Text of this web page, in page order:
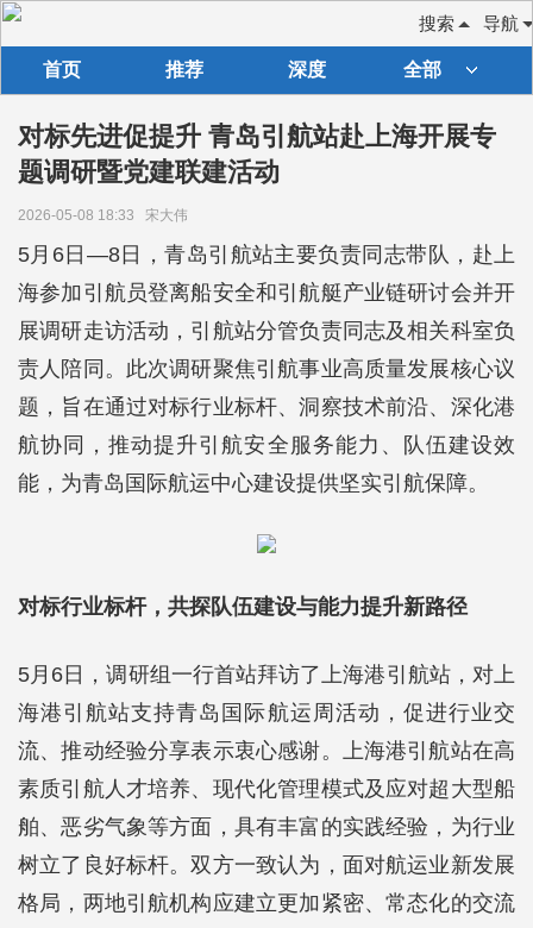
导航
搜索
首页 推荐 深度 全部
对标先进促提升 青岛引航站赴上海开展专
题调研暨党建联建活动
2026-05-08 18:33 宋大伟
5月6日—8日，青岛引航站主要负责同志带队，赴上
海参加引航员登离船安全和引航艇产业链研讨会并开
展调研走访活动，引航站分管负责同志及相关科室负
责人陪同。此次调研聚焦引航事业高质量发展核心议
题，旨在通过对标行业标杆、洞察技术前沿、深化港
航协同，推动提升引航安全服务能力、队伍建设效
能，为青岛国际航运中心建设提供坚实引航保障。
对标行业标杆，共探队伍建设与能力提升新路径
5月6日，调研组一行首站拜访了上海港引航站，对上
海港引航站支持青岛国际航运周活动，促进行业交
流、推动经验分享表示衷心感谢。上海港引航站在高
素质引航人才培养、现代化管理模式及应对超大型船
舶、恶劣气象等方面，具有丰富的实践经验，为行业
树立了良好标杆。双方一致认为，面对航运业新发展
格局，两地引航机构应建立更加紧密、常态化的交流